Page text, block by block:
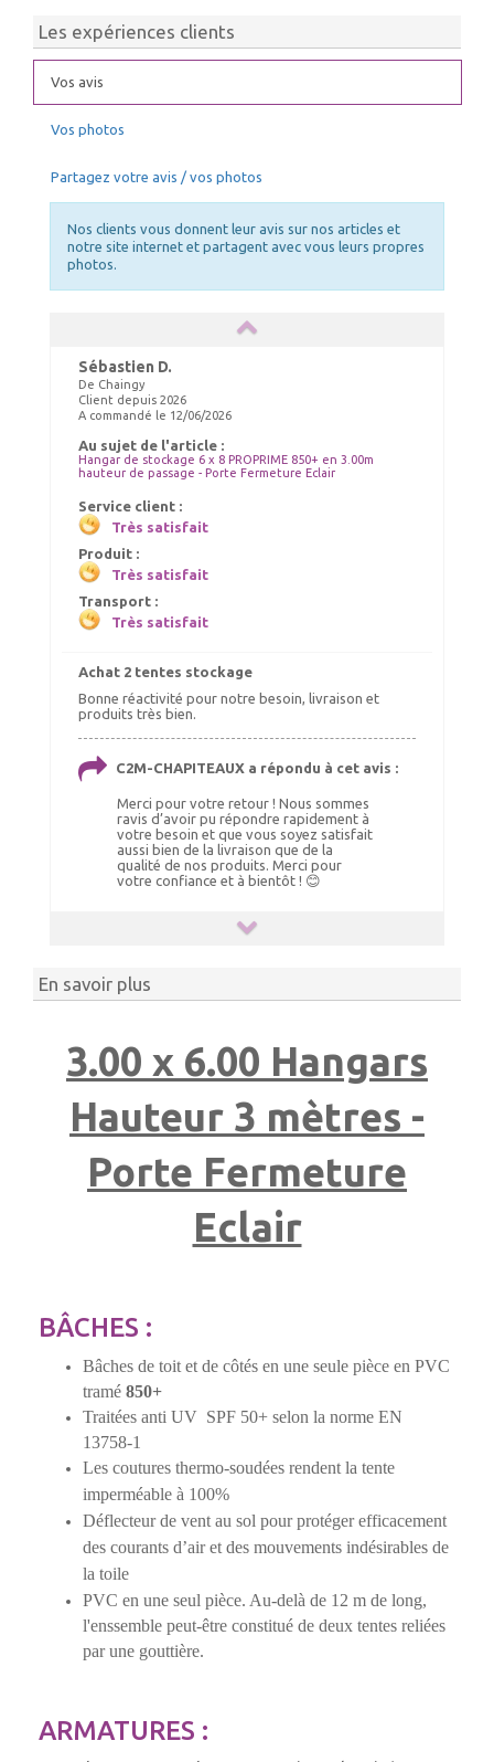
Les expériences clients
Vos avis
Vos photos
Partagez votre avis / vos photos
Nos clients vous donnent leur avis sur nos articles et
notre site internet et partagent avec vous leurs propres
photos.
Sébastien D.
De Chaingy
Client depuis 2026
A commandé le 12/06/2026
Au sujet de l'article :
Hangar de stockage 6 x 8 PROPRIME 850+ en 3.00m
hauteur de passage - Porte Fermeture Eclair
Service client :
Très satisfait
Produit :
Très satisfait
Transport :
Très satisfait
Achat 2 tentes stockage
Bonne réactivité pour notre besoin, livraison et
produits très bien.
C2M-CHAPITEAUX a répondu à cet avis :
Merci pour votre retour ! Nous sommes
ravis d’avoir pu répondre rapidement à
votre besoin et que vous soyez satisfait
aussi bien de la livraison que de la
qualité de nos produits. Merci pour
votre confiance et à bientôt ! 😊
En savoir plus
3.00 x 6.00 Hangars
Hauteur 3 mètres -
Porte Fermeture
Eclair
BÂCHES :
Bâches de toit et de côtés en une seule pièce en PVC
tramé 850+
Traitées anti UV SPF 50+ selon la norme EN
13758-1
Les coutures thermo-soudées rendent la tente
imperméable à 100%
Déflecteur de vent au sol pour protéger efficacement
des courants d’air et des mouvements indésirables de
la toile
PVC en une seul pièce. Au-delà de 12 m de long,
l'enssemble peut-être constitué de deux tentes reliées
par une gouttière.
ARMATURES :